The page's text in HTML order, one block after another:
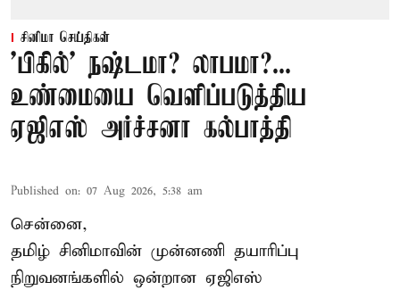
சினிமா செய்திகள்
'பிகில்' நஷ்டமா? லாபமா?...
உண்மையை வெளிப்படுத்திய
ஏஜிஎஸ் அர்ச்சனா கல்பாத்தி
Published on: 07 Aug 2026, 5:38 am
சென்னை,
தமிழ் சினிமாவின் முன்னணி தயாரிப்பு
நிறுவனங்களில் ஒன்றான ஏஜிஎஸ்